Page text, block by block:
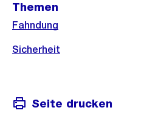
Themen
Fahndung
Sicherheit
Seite drucken